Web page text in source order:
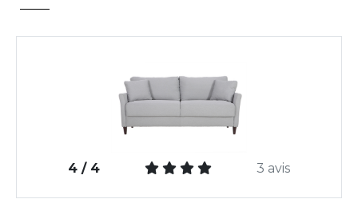
4 / 4 3 avis